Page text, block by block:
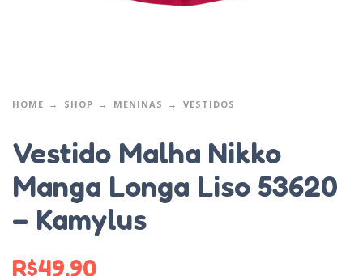
HOME SHOP MENINAS VESTIDOS
Vestido Malha Nikko
Manga Longa Liso 53620
– Kamylus
R$49,90